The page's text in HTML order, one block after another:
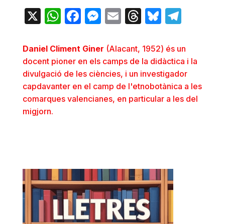
X WhatsApp
Facebook
Messenger
EmailThreads
Bluesky
Daniel Climent Giner (Alacant, 1952) és un
docent pioner en els camps de la didàctica i la
divulgació de les ciències, i un investigador
capdavanter en el camp de l'etnobotànica a les
comarques valencianes, en particular a les del
migjorn.